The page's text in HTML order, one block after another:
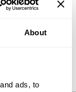
About
ads, to
359 Kč